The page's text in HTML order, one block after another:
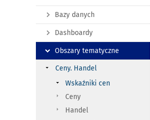
Bazy danych
Dashboardy
Obszary tematyczne
Ceny. Handel
Wskaźniki cen
Ceny
Handel